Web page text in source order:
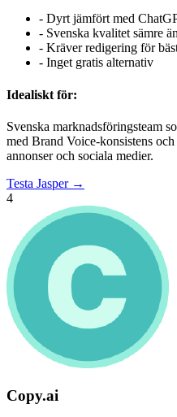
- Dyrt jämfört med
- Svenska kvalitet sämre
- Kräver redigering för
- Inget gratis alternativ
Idealiskt för:
Svenska marknadsföringsteam
med Brand Voice-konsistens
annonser och sociala medier.
Testa Jasper→
4
Copy.ai